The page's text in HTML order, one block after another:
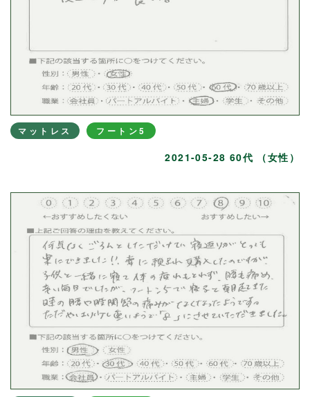
マットレス フートン5
2021-05-28 60代 （女性）